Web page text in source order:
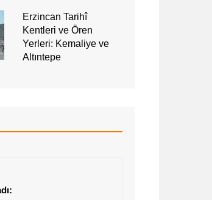
Erzincan Tarihî
Kentleri ve Ören
Yerleri: Kemaliye ve
Altıntepe